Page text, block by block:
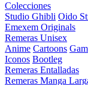
Colecciones
Studio Ghibli Oido
Emexem Originals
Remeras Unisex
Anime Cartoons
Iconos Bootleg
Remeras Entalladas
Remeras Manga